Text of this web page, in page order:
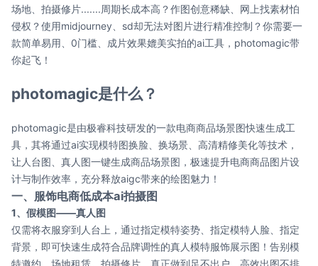
场地、拍摄修片.......周期长成本高？作图创意稀缺、网上找素材怕
侵权？使用midjourney、sd却无法对图片进行精准控制？你需要一
款简单易用、0门槛、成片效果媲美实拍的ai工具，photomagic带
你起飞！
photomagic是什么？
photomagic是由极睿科技研发的一款电商商品场景图快速生成工
具，其将通过ai实现模特图换脸、换场景、高清精修美化等技术，
让人台图、真人图一键生成商品场景图，极速提升电商商品图片设
计与制作效率，充分释放aigc带来的绘图魅力！
一、服饰电商低成本ai拍摄图
1、假模图——真人图
仅需将衣服穿到人台上，通过指定模特姿势、指定模特人脸、指定
背景，即可快速生成符合品牌调性的真人模特服饰展示图！告别模
特邀约、场地租赁、拍摄修片，真正做到足不出户、高效出图不排